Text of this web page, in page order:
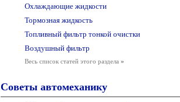
Охлаждающие жидкости
Тормозная жидкость
Топливный фильтр тонкой очистки
Воздушный фильтр
Весь список статей этого раздела »
Советы автомеханику